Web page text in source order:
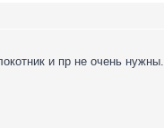
и пр не очень нужны.